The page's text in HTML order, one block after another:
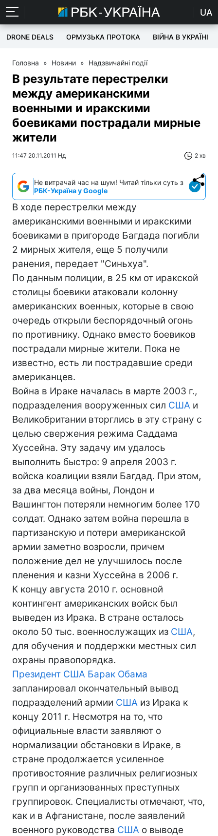
UA
DRONE DEALS ОРМУЗЬКА ПРОТОКА ВІЙНА В УКРАЇНІ
Головна » Новини » Надзвичайні події
В результате перестрелки
между американскими
военными и иракскими
боевиками пострадали мирные
жители
11:47 20.11.2011 Нд 2 хв
Не витрачай час на шум! Читай тільки суть з
РБК-Україна у Google
В ходе перестрелки между
американскими военными и иракскими
боевиками в пригороде Багдада погибли
2 мирных жителя, еще 5 получили
ранения, передает "Синьхуа".
По данным полиции, в 25 км от иракской
столицы боевики атаковали колонну
американских военных, которые в свою
очередь открыли беспорядочный огонь
по противнику. Однако вместо боевиков
пострадали мирные жители. Пока не
известно, есть ли пострадавшие среди
американцев.
Война в Ираке началась в марте 2003 г.,
подразделения вооруженных сил США и
Великобритании вторглись в эту страну с
целью свержения режима Саддама
Хуссейна. Эту задачу им удалось
выполнить быстро: 9 апреля 2003 г.
войска коалиции взяли Багдад. При этом,
за два месяца войны, Лондон и
Вашингтон потеряли немногим более 170
солдат. Однако затем война перешла в
партизанскую и потери американской
армии заметно возросли, причем
положение дел не улучшилось после
пленения и казни Хуссейна в 2006 г.
К концу августа 2010 г. основной
контингент американских войск был
выведен из Ирака. В стране осталось
около 50 тыс. военнослужащих из США,
для обучения и поддержки местных сил
охраны правопорядка.
Президент США Барак Обама
запланировал окончательный вывод
подразделений армии США из Ирака к
концу 2011 г. Несмотря на то, что
официальные власти заявляют о
нормализации обстановки в Ираке, в
стране продолжается усиленное
противостояние различных религиозных
групп и организованных преступных
группировок. Специалисты отмечают, что,
как и в Афганистане, после заявлений
военного руководства США о выводе